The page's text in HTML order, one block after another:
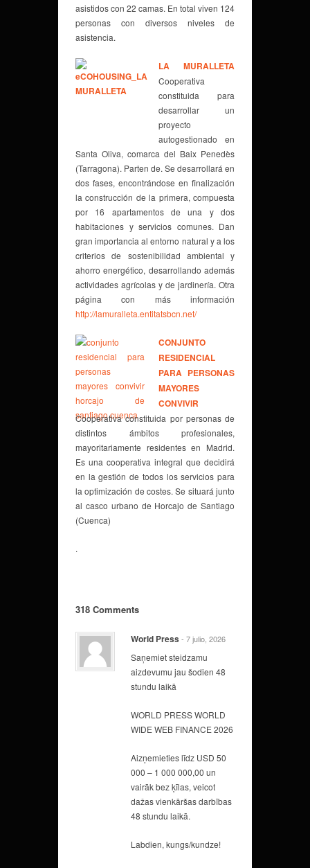
asistidos con 22 camas. En total viven 124
personas con diversos niveles de
asistencia.
LA MURALLETA
Cooperativa
constituida para
desarrollar un
proyecto
autogestionado en
Santa Oliva, comarca del Baix Penedès
(Tarragona). Parten de. Se desarrollará en
dos fases, encontrándose en finalización
la construcción de la primera, compuesta
por 16 apartamentos de una y dos
habitaciones y servicios comunes. Dan
gran importancia al entorno natural y a los
criterios de sostenibilidad ambiental y
ahorro energético, desarrollando además
actividades agrícolas y de jardinería. Otra
página con más información
http://lamuralleta.entitatsbcn.net/
CONJUNTO
RESIDENCIAL
PARA PERSONAS
MAYORES
CONVIVIR
Cooperativa constituida por personas de
distintos ámbitos profesionales,
mayoritariamente residentes en Madrid.
Es una cooperativa integral que decidirá
en la gestión de todos los servicios para
la optimización de costes. Se situará junto
al casco urbano de Horcajo de Santiago
(Cuenca)
.
318 Comments
World Press - 7 julio, 2026
Saņemiet steidzamu
aizdevumu jau šodien 48
stundu laikā
WORLD PRESS WORLD
WIDE WEB FINANCE 2026
Aizņemieties līdz USD 50
000 – 1 000 000,00 un
vairāk bez ķīlas, veicot
dažas vienkāršas darbības
48 stundu laikā.
Labdien, kungs/kundze!